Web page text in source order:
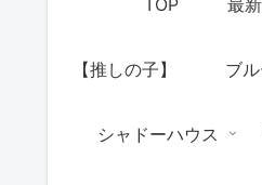
【推しの子】 ブ
シャドーハウス